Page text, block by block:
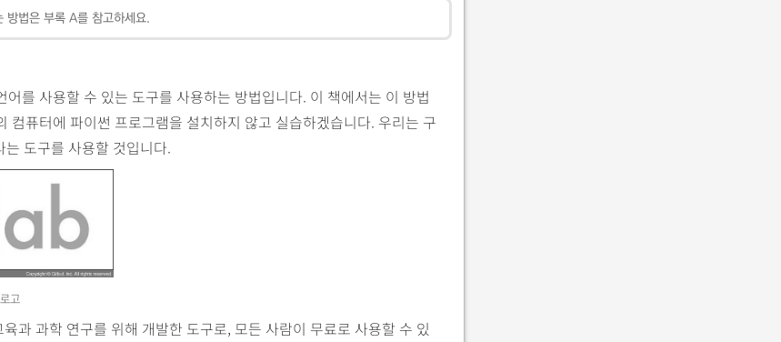
방법은 부록 A를 참고하세요.
어를 사용할 수 있는 도구를 사용하는 방법입니다. 이 책에서는 이 방법
컴퓨터에 파이썬 프로그램을 설치하지 않고 실습하겠습니다. 우리는 구
는 도구를 사용할 것입니다.
고
과 과학 연구를 위해 개발한 도구로, 모든 사람이 무료로 사용할 수 있